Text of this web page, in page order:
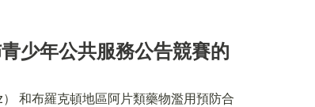
少年公共服務公告競賽的
和布羅克頓地區阿片類藥物濫用預防合